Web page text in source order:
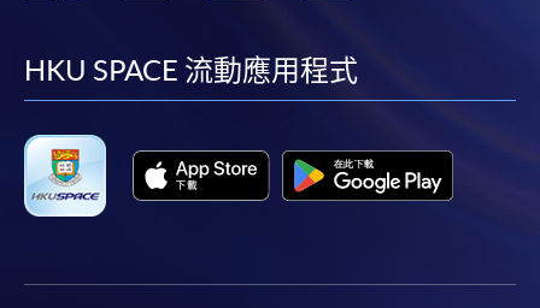
facebook
youtube
linkedin
HKU SPACE 流動應用程式